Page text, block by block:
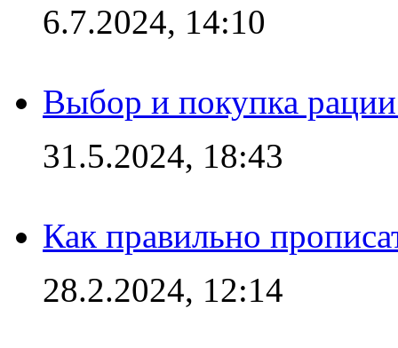
6.7.2024, 14:10
Выбор и покупка
31.5.2024, 18:43
Как правильно
28.2.2024, 12:14